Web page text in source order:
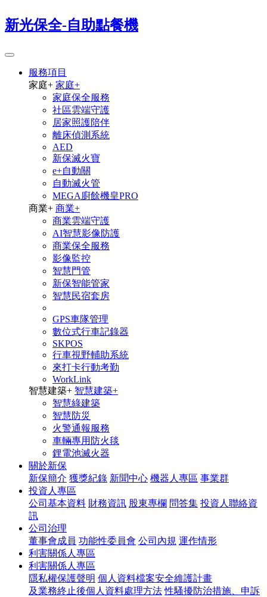
新光保全-自助點餐機
服務項目
家庭+ 家庭+
家庭保全服務
社區雲端守護
居家照護陪伴
離床偵測系統
AED
新保滅火寶
e+自動關
自動滅火管
MEGA廚餘機皇PRO
商業+ 商業+
商業雲端守護
AI智慧影像防護
商業保全服務
影像監控
智慧門管
新保智能管家
智慧民宿套房
GPS車隊管理
數位式行車記錄器
SKPOS
行車視野輔助系統
來打卡行動考勤
WorkLink
智慧建築+ 智慧建築+
智慧綠建築
智慧防災
火警通報服務
車輛專用防火毯
鋰電池滅火器
關於新保
新保簡介 獲獎紀錄 新聞中心 機器人專區 事業群
投資人專區
公司基本資料 財務資訊 股東專欄 問答集 投資人聯絡資
訊
公司治理
董事會成員 功能性委員會 公司內規 運作情形
利害關係人專區
利害關係人專區
隱私權保護聲明 個人資料檔案安全維護計畫
及業務終止後個人資料處理方法 性騷擾防治措施、申訴